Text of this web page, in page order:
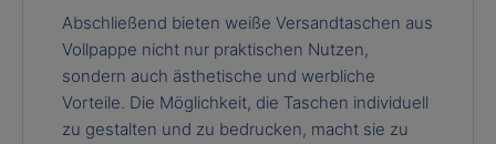
Abschließend bieten weiße Versandtaschen aus
Vollpappe nicht nur praktischen Nutzen,
sondern auch ästhetische und werbliche
Vorteile. Die Möglichkeit, die Taschen individuell
zu gestalten und zu bedrucken, macht sie zu